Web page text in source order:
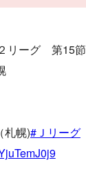
リーグ 第15節
幌)#Ｊリーグ